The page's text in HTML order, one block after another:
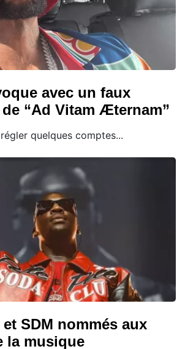
avec un faux
“Ad Vitam Æternam”
quelques comptes...
SDM nommés aux
la musique